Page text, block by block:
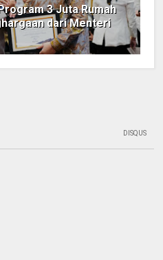
3 Juta Rumah
dari Menteri
DISQUS